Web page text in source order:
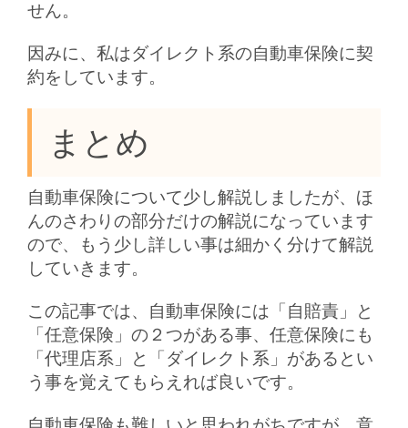
せん。
因みに、私はダイレクト系の自動車保険に契
約をしています。
まとめ
自動車保険について少し解説しましたが、ほ
んのさわりの部分だけの解説になっています
ので、もう少し詳しい事は細かく分けて解説
していきます。
この記事では、自動車保険には「自賠責」と
「任意保険」の２つがある事、任意保険にも
「代理店系」と「ダイレクト系」があるとい
う事を覚えてもらえれば良いです。